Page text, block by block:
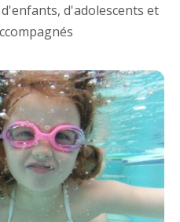
d'adolescents et